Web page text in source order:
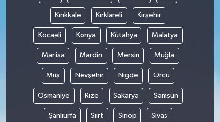
Kırıkkale Kırklareli Kırşehir
Kocaeli Konya Kütahya Malatya
Manisa Mardin Mersin Muğla
Muş Nevşehir Niğde Ordu
Osmaniye Rize Sakarya Samsun
Şanlıurfa Siirt Sinop Sivas